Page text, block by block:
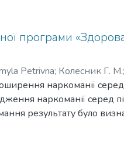
роботи з біології в
віртуальних
свідчать про
програми
Petrivna; Колесник Г. М.;
наркоманії
наркоманії серед
результату було
факультативного курсу